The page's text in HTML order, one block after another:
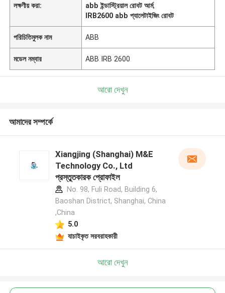
লক্ষণীয় করা:
abb ইন্ডাস্ট্রিয়াল রোবট আর্ম,
IRB2600 abb প্যালেটাইজিং রোবট
পরিচিতিমুলক নাম ABB
মডেল নম্বার ABB IRB 2600
আরো দেখুন
আমাদের সম্পর্কে
Xiangjing (Shanghai) M&E
Technology Co., Ltd
প্রস্তুতকারক প্রোফাইল
No. 98, Fuli Road, Building 6,
Baoshan District, Shanghai, China
,China
5.0
যাচাইকৃত সরবরাহকারী
আরো দেখুন